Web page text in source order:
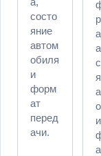
состо
яние
автом
обиля
и
форм
ат
перед
ачи.
и